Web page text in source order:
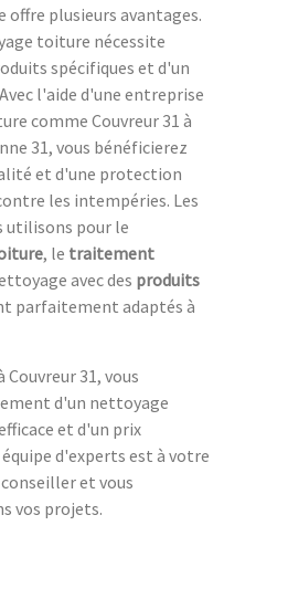
plusieurs avantages.
toiture nécessite
spécifiques et d'un
l'aide d'une entreprise
comme Couvreur 31 à
31, vous bénéficierez
et d'une protection
les intempéries. Les
utilisons pour le
, le traitement
avec des produits
parfaitement adaptés à
31, vous
d'un nettoyage
et d'un prix
d'experts est à votre
et vous
vos projets.